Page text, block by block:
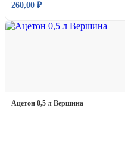
260,00 ₽
Ацетон 0,5 л Вершина